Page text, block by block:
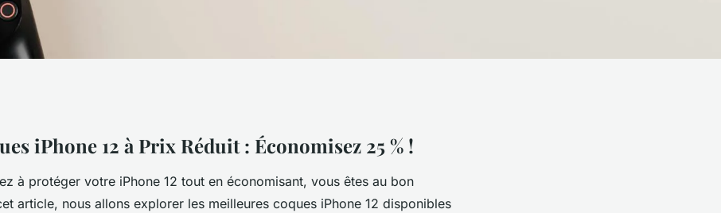
12 à prix réduit :
iPhone 12 à Prix Réduit : Économisez 25 % !
à protéger votre iPhone 12 tout en économisant, vous êtes au bon
article, nous allons explorer les meilleures coques iPhone 12 disponibles